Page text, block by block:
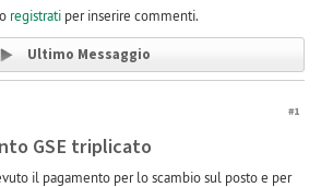
registratiper inserire commenti.
Ultimo Messaggio
#1
GSE triplicato
il pagamento per lo scambio sul posto e per